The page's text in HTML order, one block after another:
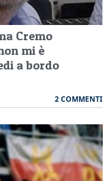
Cremo
mi è
a bordo
2 COMMENTI